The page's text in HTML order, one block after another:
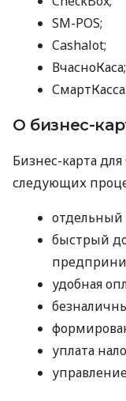
SM-POS;
Cashalot;
ВчасноКаса;
СмартКасса.
О бизнес-
Бизнес-карта
следующих
отдельный
быстрый
удобная
уплата